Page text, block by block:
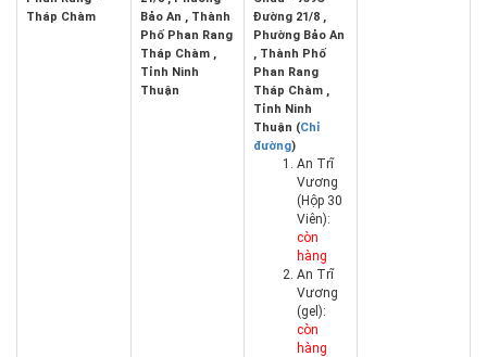
Tháp Chàm
Bảo An , Thành
Phố Phan Rang
Tháp Chàm ,
Tỉnh Ninh
Thuận
Đường 21/8 ,
Phường Bảo An
, Thành Phố
Phan Rang
Tháp Chàm ,
Tỉnh Ninh
Thuận (Chỉ
đường)
An Trĩ
Vương
(Hộp 30
Viên):
còn
hàng
An Trĩ
Vương
(gel):
còn
hàng